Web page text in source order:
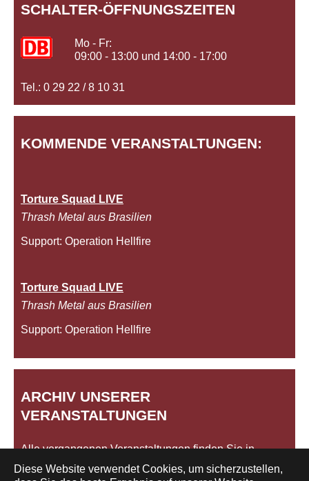
Diese Website verwendet Cookies, um sicherzustellen,
SCHALTER-ÖFFNUNGSZEITEN
Mo - Fr:
09:00 - 13:00 und 14:00 - 17:00
Tel.: 0 29 22 / 8 10 31
KOMMENDE VERANSTALTUNGEN:
Torture Squad LIVE
Thrash Metal aus Brasilien
Support: Operation Hellfire
Torture Squad LIVE
Thrash Metal aus Brasilien
Support: Operation Hellfire
ARCHIV UNSERER
VERANSTALTUNGEN
Alle vergangenen Veranstaltungen finden Sie in
unserem
Archiv